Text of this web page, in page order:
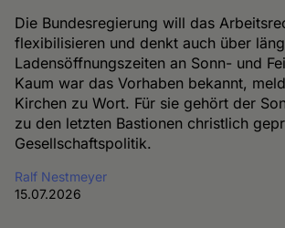
Die Bundesregierung will das
flexibilisieren und denkt auch über
Ladensöffnungszeiten an Sonn- und
Kaum war das Vorhaben bekannt,
Kirchen zu Wort. Für sie gehört der
zu den letzten Bastionen christlich
Gesellschaftspolitik.
Ralf Nestmeyer
15.07.2026